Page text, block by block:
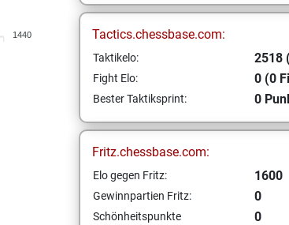
1440 Tactics.chessbase.com:
Taktikelo: 2518
Fight Elo: 0 (0
Bester Taktiksprint: 0
Fritz.chessbase.com:
Elo gegen Fritz: 1600
Gewinnpartien Fritz: 0
Schönheitspunkte
0